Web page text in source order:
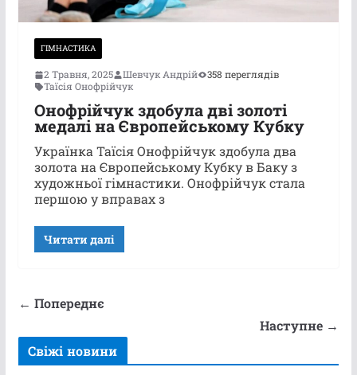
ГІМНАСТИКА
2 Травня, 2025 Шевчук Андрій
358 переглядів
Таїсія Онофрійчук
Онофрійчук здобула дві золоті
медалі на Європейському Кубку
Українка Таїсія Онофрійчук здобула два
золота на Європейському Кубку в Баку з
художньої гімнастики. Онофрійчук стала
першою у вправах з
Читати далі
← Попереднє
Наступне →
Свіжі новини